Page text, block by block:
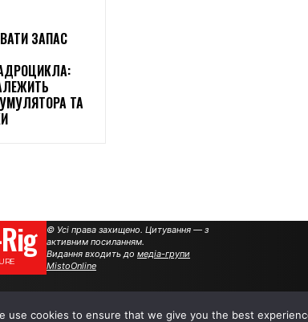
ЗАПАС
ТА
© Усі права захищено. Цитування — з
активним посиланням.
Видання входить до медіа-групи
MistoOnline
use cookies to ensure that we give you the best